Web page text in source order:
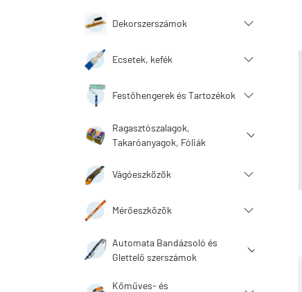
Dekorszerszámok
Ecsetek, kefék
Festőhengerek és Tartozékok
Ragasztószalagok,
Takaróanyagok, Fóliák
Vágóeszközök
Mérőeszközök
Automata Bandázsoló és
Glettelő szerszámok
Kőműves- és